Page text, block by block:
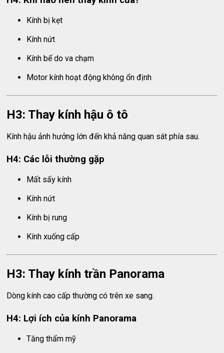
Kính bị kẹt
Kính nứt
Kính bể do va chạm
Motor kính hoạt động không ổn định
H3: Thay kính hậu ô tô
Kính hậu ảnh hưởng lớn đến khả năng quan sát phía sau.
H4: Các lỗi thường gặp
Mất sấy kính
Kính nứt
Kính bị rung
Kính xuống cấp
H3: Thay kính trần Panorama
Dòng kính cao cấp thường có trên xe sang.
H4: Lợi ích của kính Panorama
Tăng thẩm mỹ